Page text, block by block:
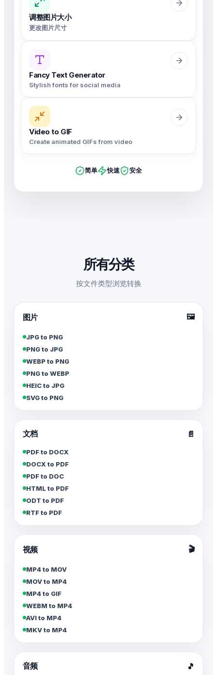
调整图片大小
更改图片尺寸
Fancy Text Generator
Stylish fonts for social media
Video to GIF
Create animated GIFs from video
简单 快速 安全
所有分类
按文件类型浏览转换
图片 🖼️
JPG to PNG
PNG to JPG
WEBP to PNG
PNG to WEBP
HEIC to JPG
SVG to PNG
文档 📄
PDF to DOCX
DOCX to PDF
PDF to DOC
HTML to PDF
ODT to PDF
RTF to PDF
视频 🎬
MP4 to MOV
MOV to MP4
MP4 to GIF
WEBM to MP4
AVI to MP4
MKV to MP4
音频 🎵